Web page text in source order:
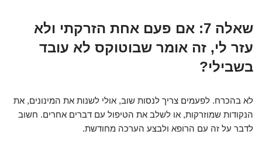
שאלה 7: אם פעם אחת הזרקתי ולא
עזר לי, זה אומר שבוטוקס לא עובד
בשבילי?
לא בהכרח. לפעמים צריך לנסות שוב, אולי לשנות את המינונים, את
הנקודות שמוזרקות, או לשלב את הטיפול עם דברים אחרים. חשוב
לדבר על זה עם הרופא ולבצע הערכה מחודשת.